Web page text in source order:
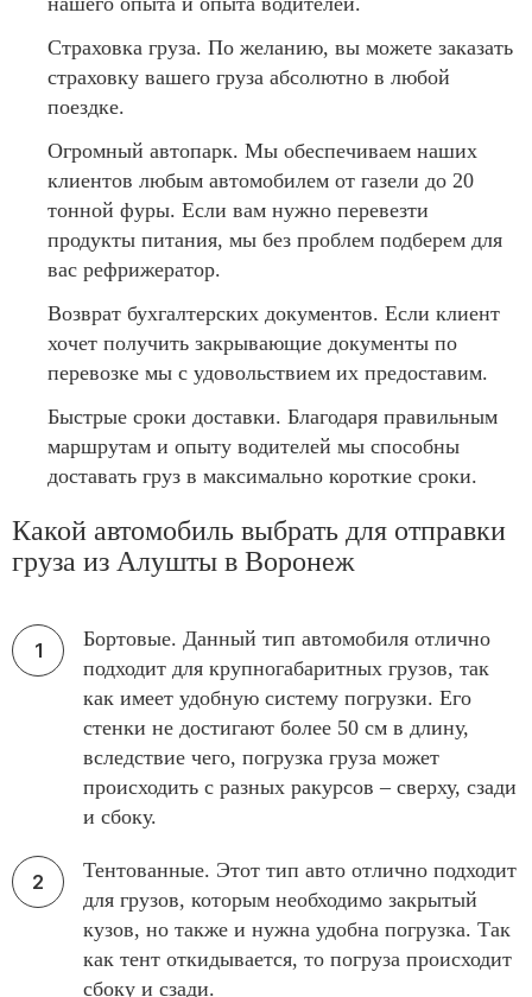
Страховка груза. По желанию, вы можете заказать
страховку вашего груза абсолютно в любой
поездке.
Огромный автопарк. Мы обеспечиваем наших
клиентов любым автомобилем от газели до 20
тонной фуры. Если вам нужно перевезти
продукты питания, мы без проблем подберем для
вас рефрижератор.
Возврат бухгалтерских документов. Если клиент
хочет получить закрывающие документы по
перевозке мы с удовольствием их предоставим.
Быстрые сроки доставки. Благодаря правильным
маршрутам и опыту водителей мы способны
доставать груз в максимально короткие сроки.
Какой автомобиль выбрать для отправки
груза из Алушты в Воронеж
Бортовые. Данный тип автомобиля отлично
подходит для крупногабаритных грузов, так
как имеет удобную систему погрузки. Его
стенки не достигают более 50 см в длину,
вследствие чего, погрузка груза может
происходить с разных ракурсов – сверху, сзади
и сбоку.
Тентованные. Этот тип авто отлично подходит
для грузов, которым необходимо закрытый
кузов, но также и нужна удобна погрузка. Так
как тент откидывается, то погруза происходит
сбоку и сзади.